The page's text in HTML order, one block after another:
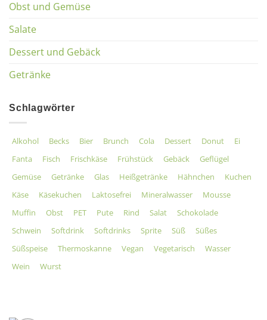
Obst und Gemüse
Salate
Dessert und Gebäck
Getränke
Schlagwörter
Alkohol Becks Bier Brunch Cola Dessert Donut
Ei
Fanta
Fisch Frischkäse Frühstück Gebäck
Geflügel
Gemüse
Getränke Glas Heißgetränke Hähnchen
Kuchen
Käse
Käsekuchen Laktosefrei Mineralwasser
Mousse
Muffin
Obst PET Pute Rind Salat
Schokolade
Schwein
Softdrink Softdrinks Sprite Süß
Süßes
Süßspeise
Thermoskanne Vegan Vegetarisch
Wasser
Wein
Wurst